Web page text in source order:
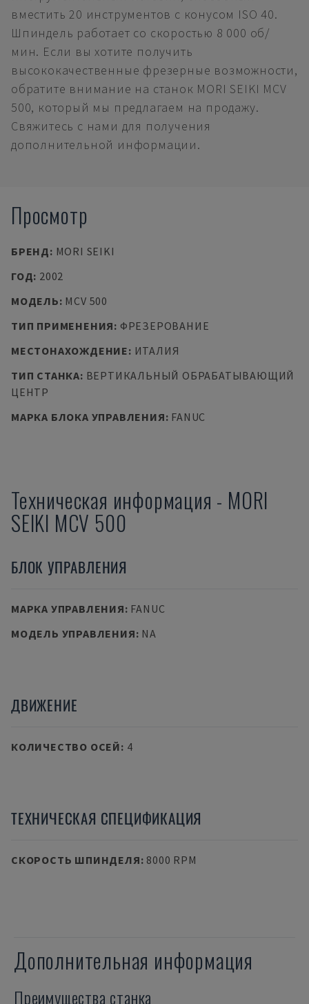
вместить 20 инструментов с конусом ISO 40.
Шпиндель работает со скоростью 8 000 об/
мин. Если вы хотите получить
высококачественные фрезерные возможности,
обратите внимание на станок MORI SEIKI MCV
500, который мы предлагаем на продажу.
Свяжитесь с нами для получения
дополнительной информации.
Просмотр
БРЕНД: MORI SEIKI
ГОД: 2002
МОДЕЛЬ: MCV 500
ТИП ПРИМЕНЕНИЯ: ФРЕЗЕРОВАНИЕ
МЕСТОНАХОЖДЕНИЕ: ИТАЛИЯ
ТИП СТАНКА: ВЕРТИКАЛЬНЫЙ ОБРАБАТЫВАЮЩИЙ
ЦЕНТР
МАРКА БЛОКА УПРАВЛЕНИЯ: FANUC
Техническая информация - MORI
SEIKI MCV 500
БЛОК УПРАВЛЕНИЯ
МАРКА УПРАВЛЕНИЯ: FANUC
МОДЕЛЬ УПРАВЛЕНИЯ: NA
ДВИЖЕНИЕ
КОЛИЧЕСТВО ОСЕЙ: 4
ТЕХНИЧЕСКАЯ СПЕЦИФИКАЦИЯ
СКОРОСТЬ ШПИНДЕЛЯ: 8000 RPM
Дополнительная информация
Преимущества станка